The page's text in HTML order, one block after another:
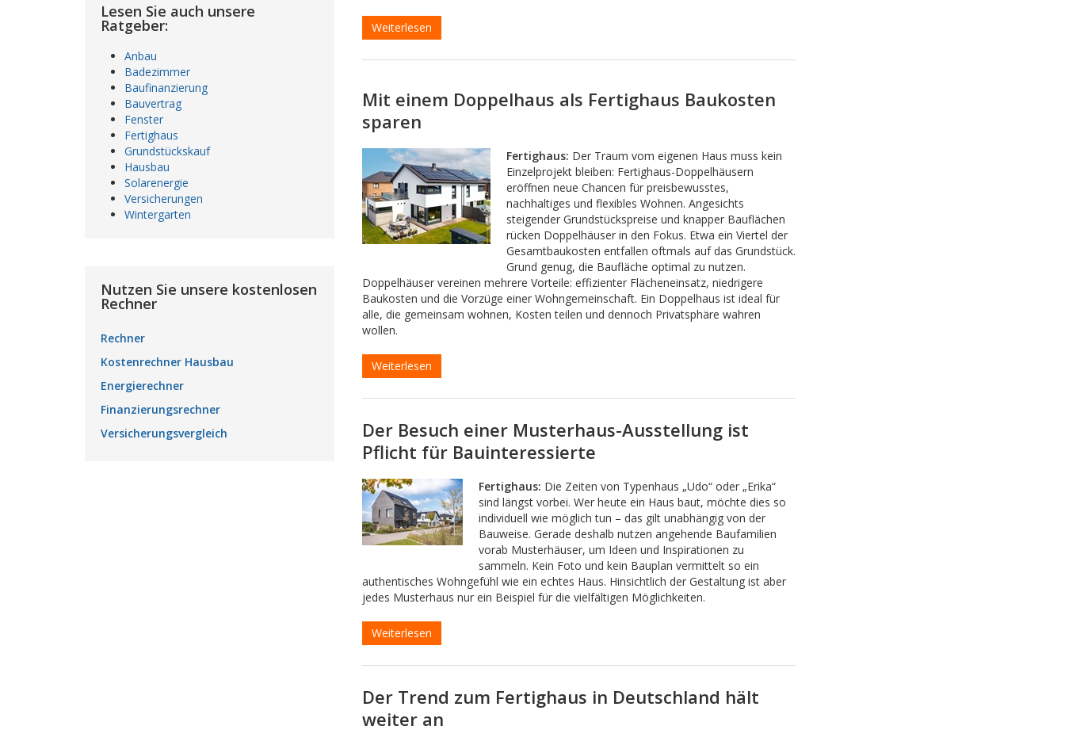
Weiterlesen
Mit einem Doppelhaus als Fertighaus Baukosten
sparen
Fertighaus: Der Traum vom eigenen Haus muss kein
Einzelprojekt bleiben: Fertighaus-Doppelhäusern
eröffnen neue Chancen für preisbewusstes,
nachhaltiges und flexibles Wohnen. Angesichts
steigender Grundstückspreise und knapper Bauflächen
rücken Doppelhäuser in den Fokus. Etwa ein Viertel der
Gesamtbaukosten entfallen oftmals auf das Grundstück.
Grund genug, die Baufläche optimal zu nutzen.
Doppelhäuser vereinen mehrere Vorteile: effizienter Flächeneinsatz, niedrigere
Baukosten und die Vorzüge einer Wohngemeinschaft. Ein Doppelhaus ist ideal für
alle, die gemeinsam wohnen, Kosten teilen und dennoch Privatsphäre wahren
wollen.
Weiterlesen
Der Besuch einer Musterhaus-Ausstellung ist
Pflicht für Bauinteressierte
Fertighaus: Die Zeiten von Typenhaus „Udo“ oder „Erika“
sind längst vorbei. Wer heute ein Haus baut, möchte dies so
individuell wie möglich tun – das gilt unabhängig von der
Bauweise. Gerade deshalb nutzen angehende Baufamilien
vorab Musterhäuser, um Ideen und Inspirationen zu
sammeln. Kein Foto und kein Bauplan vermittelt so ein
authentisches Wohngefühl wie ein echtes Haus. Hinsichtlich der Gestaltung ist aber
jedes Musterhaus nur ein Beispiel für die vielfältigen Möglichkeiten.
Weiterlesen
Der Trend zum Fertighaus in Deutschland hält
weiter an
Lesen Sie auch unsere
Ratgeber:
Anbau
Badezimmer
Baufinanzierung
Bauvertrag
Fenster
Fertighaus
Grundstückskauf
Hausbau
Solarenergie
Versicherungen
Wintergarten
Nutzen Sie unsere kostenlosen
Rechner
Rechner
Kostenrechner Hausbau
Energierechner
Finanzierungsrechner
Versicherungsvergleich